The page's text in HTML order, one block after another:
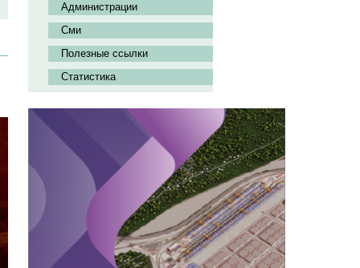
Администрации
Сми
Полезные ссылки
Статистика